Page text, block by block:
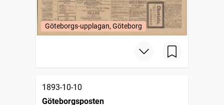
Göteborgs-upplagan, Göteborg
1893-10-10
Göteborgsposten